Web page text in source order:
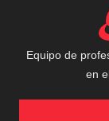
Equipo de
en